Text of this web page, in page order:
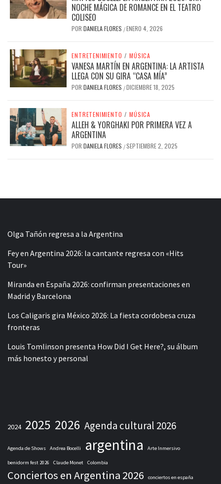
NOCHE MÁGICA DE ROMANCE EN EL TEATRO
COLISEO
POR DANIELA FLORES /ENERO 4, 2026
ENTRETENIMIENTO / MÚSICA
VANESA MARTÍN EN ARGENTINA: LA ARTISTA
LLEGA CON SU GIRA “CASA MÍA”
POR DANIELA FLORES /DICIEMBRE 18, 2025
ENTRETENIMIENTO / MÚSICA
ALLEH & YORGHAKI POR PRIMERA VEZ A
ARGENTINA
POR DANIELA FLORES /SEPTIEMBRE 2, 2025
Olga Tañón regresa a la Argentina
Fey en Argentina 2026: la cantante regresa con «Hits
Tour»
Miranda en España 2026: confirman presentaciones en
Madrid y Barcelona
Los Caligaris gira México 2026: La fiesta cordobesa cruza
fronteras
Louis Tomlinson presenta How Did I Get Here?, su álbum
más honesto y personal
2024 2025 2026 Agenda cultural 2026
Agenda de Shows Andrea Bocelli argentina Arte Inmersivo
benidorm fest 2026 Claude Monet Colombia
Conciertos en Argentina 2026 conciertos en españa